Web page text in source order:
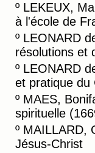
º LEKEUX,
à l'école de
º LEONARD
résolutions et
º LEONARD
et pratique du
º MAES,
spirituelle
º MAILLARD,
Jésus-Christ